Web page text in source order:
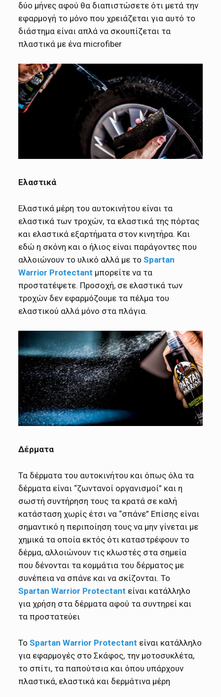
δύο μήνες αφού θα διαπιστώσετε ότι μετά την
εφαρμογή το μόνο που χρειάζεται για αυτό το
διάστημα είναι απλά να σκουπίζεται τα
πλαστικά με ένα microfiber
Ελαστικά
Ελαστικά μέρη του αυτοκινήτου είναι τα
ελαστικά των τροχών, τα ελαστικά της πόρτας
και ελαστικά εξαρτήματα στον κινητήρα. Και
εδώ η σκόνη και ο ήλιος είναι παράγοντες που
αλλοιώνουν το υλικό αλλά με τοSpartan
Warrior Protectant μπορείτε να τα
προστατέψετε. Προσοχή, σε ελαστικά των
τροχών δεν εφαρμόζουμε τα πέλμα του
ελαστικού αλλά μόνο στα πλάγια.
Δέρματα
Τα δέρματα του αυτοκινήτου και όπως όλα τα
δέρματα είναι “ζωντανοί οργανισμοί” και η
σωστή συντήρηση τους τα κρατά σε καλή
κατάσταση χωρίς έτσι να “σπάνε” Επίσης είναι
σημαντικό η περιποίηση τους να μην γίνεται με
χημικά τα οποία εκτός ότι καταστρέφουν το
δέρμα, αλλοιώνουν τις κλωστές στα σημεία
που δένονται τα κομμάτια του δέρματος με
συνέπεια να σπάνε και να σκίζονται. Το
Spartan Warrior Protectant είναι κατάλληλο
για χρήση στα δέρματα αφού τα συντηρεί και
τα προστατεύει
ΤοSpartan Warrior Protectant είναι κατάλληλο
για εφαρμογές στο Σκάφος, την μοτοσυκλέτα,
το σπίτι, τα παπούτσια και όπου υπάρχουν
πλαστικά, ελαστικά και δερμάτινα μέρη